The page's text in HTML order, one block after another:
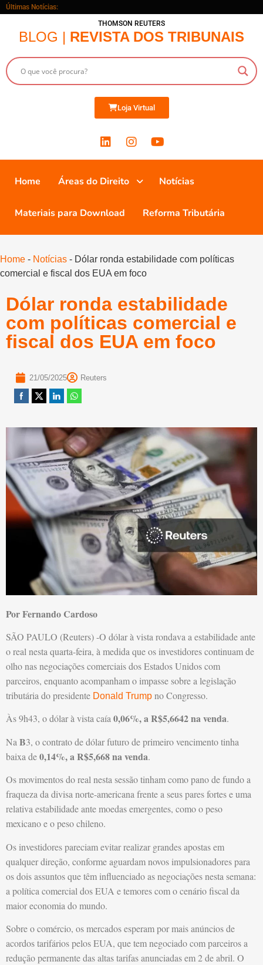
Últimas Notícias:
THOMSON REUTERS
BLOG | REVISTA DOS TRIBUNAIS
Loja Virtual
Home Áreas do Direito Notícias
Materiais para Download Reforma Tributária
Home - Notícias - Dólar ronda estabilidade com políticas
comercial e fiscal dos EUA em foco
Dólar ronda estabilidade
com políticas comercial e
fiscal dos EUA em foco
21/05/2025 Reuters
Por Fernando Cardoso
SÃO PAULO (Reuters) -O dólar à vista rondava a estabilidade ante
o real nesta quarta-feira, à medida que os investidores continuam de
olho nas negociações comerciais dos Estados Unidos com
parceiros, enquanto acompanham o impasse sobre a legislação
tributária do presidente Donald Trump no Congresso.
Às 9h43, o dólar à vista caía0,06%, a R$5,6642 na venda.
Na B3, o contrato de dólar futuro de primeiro vencimento tinha
baixa de0,14%, a R$5,668 na venda.
Os movimentos do real nesta sessão tinham como pano de fundo a
fraqueza da divisa norte-americana frente a seus pares fortes e uma
relativa estabilidade ante moedas emergentes, como o peso
mexicano e o peso chileno.
Os investidores pareciam evitar realizar grandes apostas em
qualquer direção, conforme aguardam novos impulsionadores para
os dois assuntos que têm influenciado as negociações nesta semana:
a política comercial dos EUA e temores com o cenário fiscal da
maior economia do mundo.
Sobre o comércio, os mercados esperam por mais anúncios de
acordos tarifários pelos EUA, que tem negociado com parceiros a
redução permanente das altas tarifas anunciadas em 2 de abril. O